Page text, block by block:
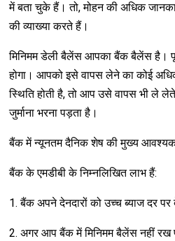
में बता चुके हैं। तो, मोहन की अधिक
की व्याख्या करते हैं।
मिनिमम डेली बैलेंस आपका बैंक बैलेंस है।
होगा। आपको इसे वापस लेने का कोई
स्थिति होती है, तो आप उसे वापस भी ले
जुर्माना भरना पड़ता है।
बैंक में न्यूनतम दैनिक शेष की मुख्य
बैंक के एमडीबी के निम्नलिखित लाभ हैं:
1. बैंक अपने देनदारों को उच्च ब्याज दर
2. अगर आप बैंक में मिनिमम बैलेंस नहीं रख